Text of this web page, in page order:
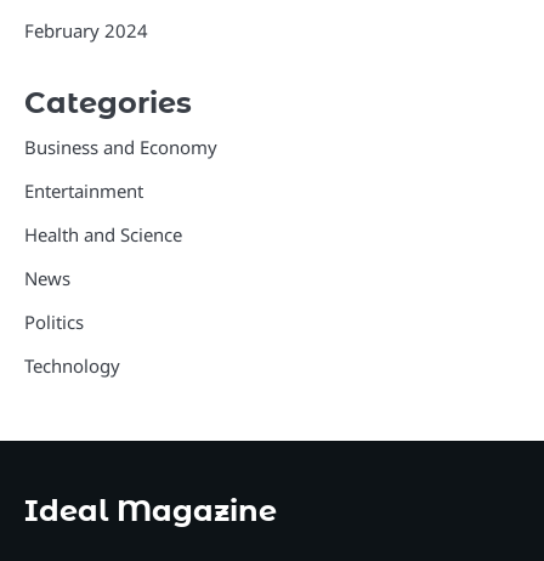
February 2024
Categories
Business and Economy
Entertainment
Health and Science
News
Politics
Technology
Ideal Magazine